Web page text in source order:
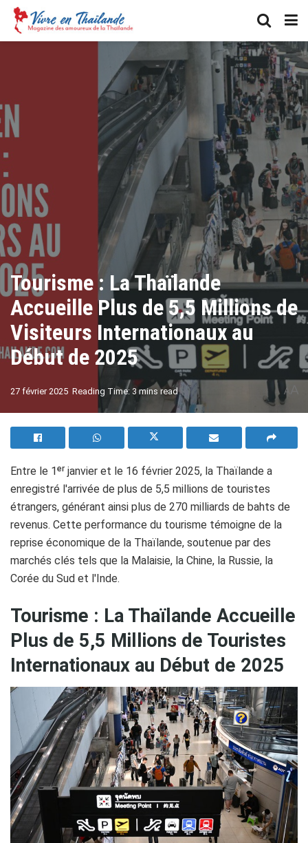
Tourisme : La Thaïlande
Accueille Plus de 5,5 Millions de
Visiteurs Internationaux au
Début de 2025
27 février 2025 Reading Time: 3 mins read A
Entre le 1ᵉʳ janvier et le 16 février 2025, la Thaïlande a
enregistré l'arrivée de plus de 5,5 millions de touristes
étrangers, générant ainsi plus de 270 milliards de bahts de
revenus. Cette performance du tourisme témoigne de la
reprise économique de la Thaïlande, soutenue par des
marchés clés tels que la Malaisie, la Chine, la Russie, la
Corée du Sud et l'Inde.
Tourisme : La Thaïlande Accueille
Plus de 5,5 Millions de Touristes
Internationaux au Début de 2025